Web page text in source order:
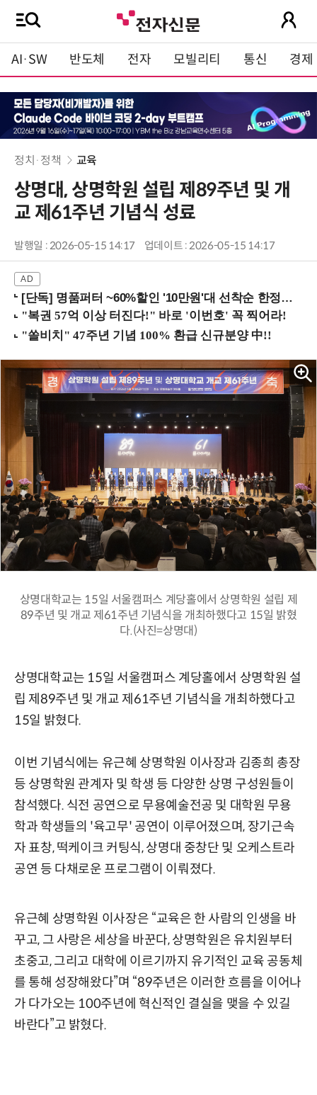
AI·SW 반도체 전자 모빌리티 통신 경제
정치·정책 교육
상명대, 상명학원 설립 제89주년 및 개
교 제61주년 기념식 성료
발행일 : 2026-05-15 14:17 업데이트 : 2026-05-15 14:17
[단독] 명품퍼터 ~60%할인 '10만원'대 선착순 한정판매!
상명대학교는 15일 서울캠퍼스 계당홀에서 상명학원 설립 제
89주년 및 개교 제61주년 기념식을 개최하했다고 15일 밝혔
다.(사진=상명대)
상명대학교는 15일 서울캠퍼스 계당홀에서 상명학원 설
립 제89주년 및 개교 제61주년 기념식을 개최하했다고
15일 밝혔다.
이번 기념식에는 유근혜 상명학원 이사장과 김종희 총장
등 상명학원 관계자 및 학생 등 다양한 상명 구성원들이
참석했다. 식전 공연으로 무용예술전공 및 대학원 무용
학과 학생들의 '육고무' 공연이 이루어졌으며, 장기근속
자 표창, 떡케이크 커팅식, 상명대 중창단 및 오케스트라
공연 등 다채로운 프로그램이 이뤄졌다.
유근혜 상명학원 이사장은 “교육은 한 사람의 인생을 바
꾸고, 그 사랑은 세상을 바꾼다, 상명학원은 유치원부터
초중고, 그리고 대학에 이르기까지 유기적인 교육 공동체
를 통해 성장해왔다”며 “89주년은 이러한 흐름을 이어나
가 다가오는 100주년에 혁신적인 결실을 맺을 수 있길
바란다”고 밝혔다.